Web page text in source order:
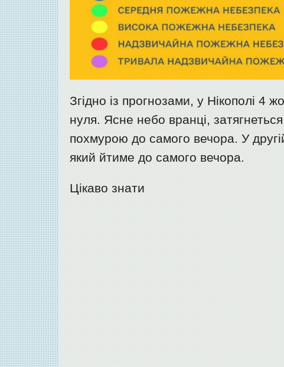
Згідно із прогнозами, у Нікополі 4
нуля. Ясне небо вранці,
похмурою до самого вечора. У
який йтиме до самого вечора.
Цікаво знати